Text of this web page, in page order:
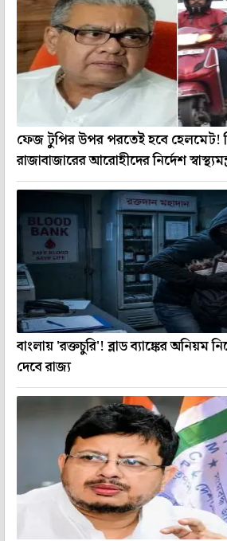
ফেজ টুপির উপর পরতেই হবে হেলমেট!
রাজাবাজারের আরোহীদের নির্দেশ
বাংলায় 'রক্তচুরি'! ব্লাড ব্যাঙ্কের অনিয়ম
দেবে রাজ্য